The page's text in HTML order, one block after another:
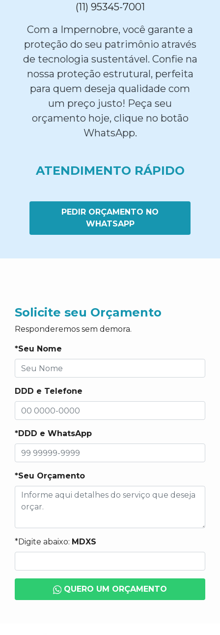
(11) 95345-7001
Com a Impernobre, você garante a
proteção do seu patrimônio através
de tecnologia sustentável. Confie na
nossa proteção estrutural, perfeita
para quem deseja qualidade com
um preço justo! Peça seu
orçamento hoje, clique no botão
WhatsApp.
ATENDIMENTO RÁPIDO
PEDIR ORÇAMENTO NO
WHATSAPP
Solicite seu Orçamento
Responderemos sem demora.
*Seu Nome
DDD e Telefone
*DDD e WhatsApp
*Seu Orçamento
*Digite abaixo: MDXS
QUERO UM ORÇAMENTO